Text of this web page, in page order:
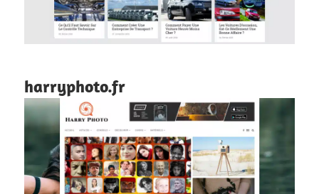
harryphoto.fr